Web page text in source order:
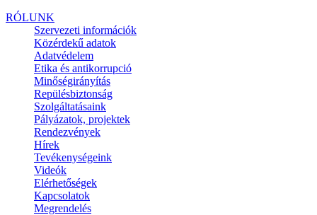
RÓLUNK
Szervezeti információk
Közérdekű adatok
Adatvédelem
Etika és antikorrupció
Minőségirányítás
Repülésbiztonság
Szolgáltatásaink
Pályázatok, projektek
Rendezvények
Hírek
Tevékenységeink
Videók
Elérhetőségek
Kapcsolatok
Megrendelés